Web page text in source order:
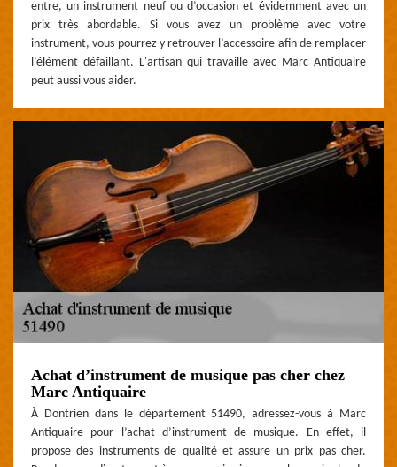
entre, un instrument neuf ou d’occasion et évidemment avec un
prix très abordable. Si vous avez un problème avec votre
instrument, vous pourrez y retrouver l’accessoire afin de remplacer
l’élément défaillant. L'artisan qui travaille avec Marc Antiquaire
peut aussi vous aider.
Achat d’instrument de musique pas cher chez
Marc Antiquaire
À Dontrien dans le département 51490, adressez-vous à Marc
Antiquaire pour l’achat d’instrument de musique. En effet, il
propose des instruments de qualité et assure un prix pas cher.